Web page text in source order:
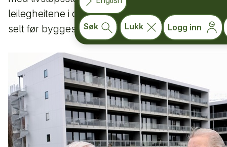
Søk Lukk Logg inn
leilegheitene i det fem etasjes store bygget blei
selt før byggestart og ferdigstilt hausten 2022.